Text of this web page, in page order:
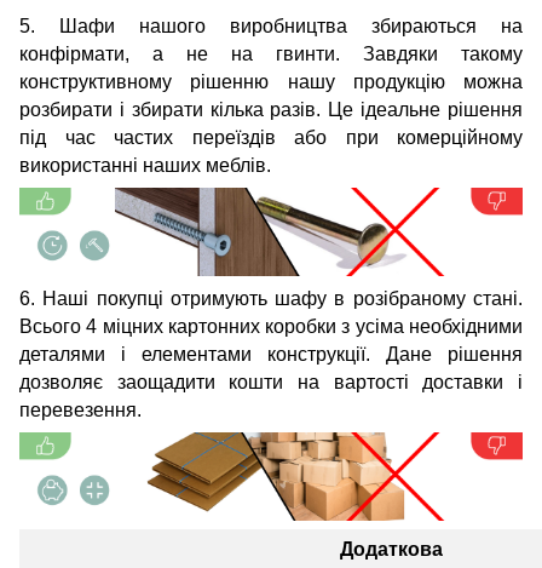
5. Шафи нашого виробництва збираються на
конфірмати, а не на гвинти. Завдяки такому
конструктивному рішенню нашу продукцію можна
розбирати і збирати кілька разів. Це ідеальне рішення
під час частих переїздів або при комерційному
використанні наших меблів.
6. Наші покупці отримують шафу в розібраному стані.
Всього 4 міцних картонних коробки з усіма необхідними
деталями і елементами конструкції. Дане рішення
дозволяє заощадити кошти на вартості доставки і
перевезення.
Додаткова